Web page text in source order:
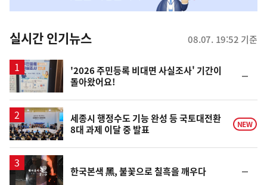
뉴
스
실시간 인기뉴스 08.07. 19:52 기준
'2026 주민등록 비대면 사실조사' 기간이
돌아왔어요!
일
세종시 행정수도 기능 완성 등 국토대전환
8대 과제 이달 중 발표
NEW
영
상
한국본색 黑, 불꽃으로 칠흑을 깨우다